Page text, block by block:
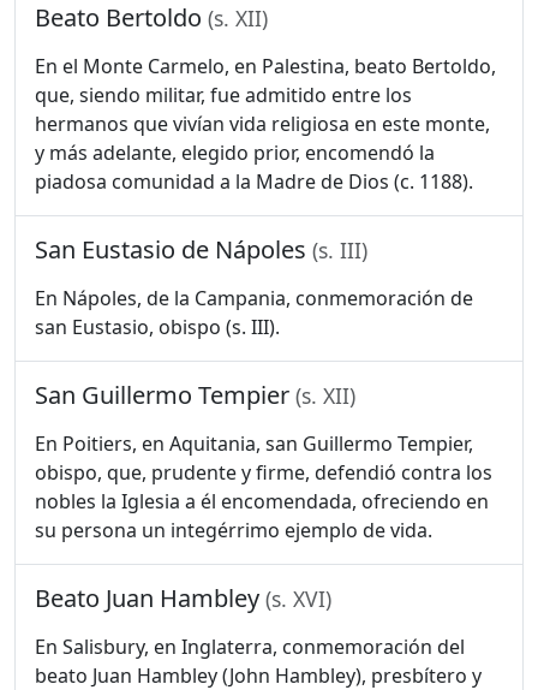
Beato Bertoldo (s. XII)
En el Monte Carmelo, en Palestina, beato Bertoldo,
que, siendo militar, fue admitido entre los
hermanos que vivían vida religiosa en este monte,
y más adelante, elegido prior, encomendó la
piadosa comunidad a la Madre de Dios (c. 1188).
San Eustasio de Nápoles (s. III)
En Nápoles, de la Campania, conmemoración de
san Eustasio, obispo (s. III).
San Guillermo Tempier (s. XII)
En Poitiers, en Aquitania, san Guillermo Tempier,
obispo, que, prudente y firme, defendió contra los
nobles la Iglesia a él encomendada, ofreciendo en
su persona un integérrimo ejemplo de vida.
Beato Juan Hambley (s. XVI)
En Salisbury, en Inglaterra, conmemoración del
beato Juan Hambley (John Hambley), presbítero y